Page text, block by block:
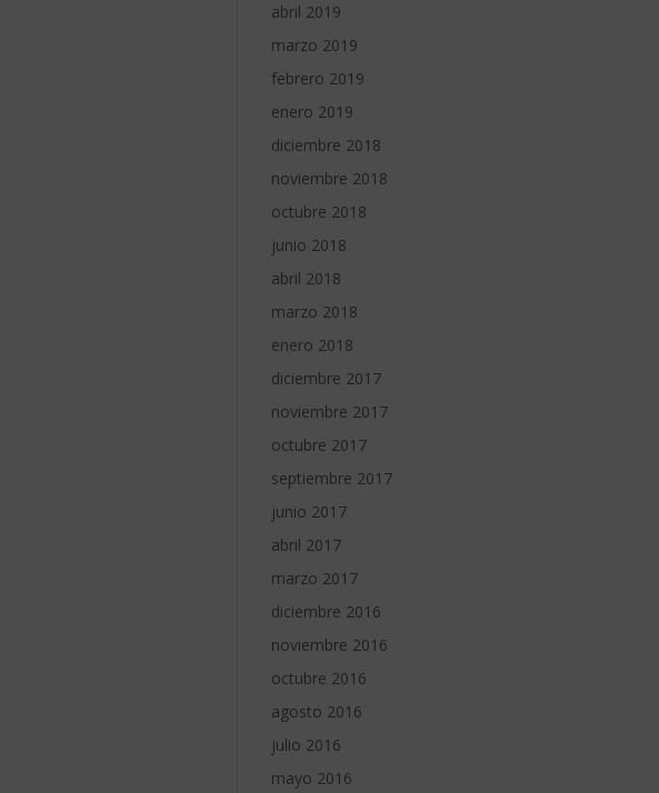
abril 2019
marzo 2019
febrero 2019
enero 2019
diciembre 2018
noviembre 2018
octubre 2018
junio 2018
abril 2018
marzo 2018
enero 2018
diciembre 2017
noviembre 2017
octubre 2017
septiembre 2017
junio 2017
abril 2017
marzo 2017
diciembre 2016
noviembre 2016
octubre 2016
agosto 2016
julio 2016
mayo 2016